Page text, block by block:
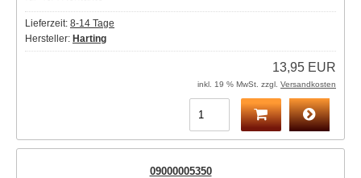
Lieferzeit: 8-14 Tage
Hersteller: Harting
13,95 EUR
inkl. 19 % MwSt. zzgl. Versandkosten
09000005350